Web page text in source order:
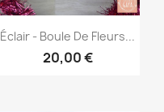
Aperçu rapide
Éclair - Boule De Fleurs...
20,00 €